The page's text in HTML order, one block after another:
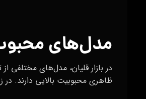
مدل‌های
در بازار قلیان، مدل‌های مختلفی
ظاهری محبوبیت بالایی دارند. در